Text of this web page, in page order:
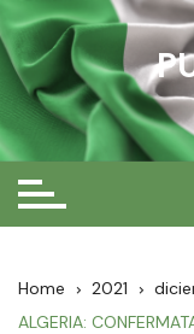
Skip
to
content
Home 2021
ALGERIA: